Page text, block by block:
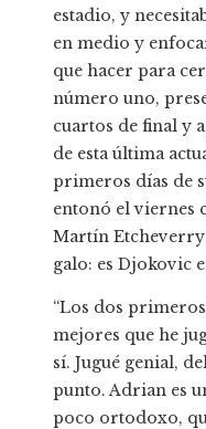
estadio, y
en medio y
que hacer para
número uno,
cuartos de final y
de esta última
primeros días de
entonó el viernes
Martín
galo: es Djokovic
“Los dos
mejores que he
sí. Jugué genial,
punto. Adrian es
poco ortodoxo,